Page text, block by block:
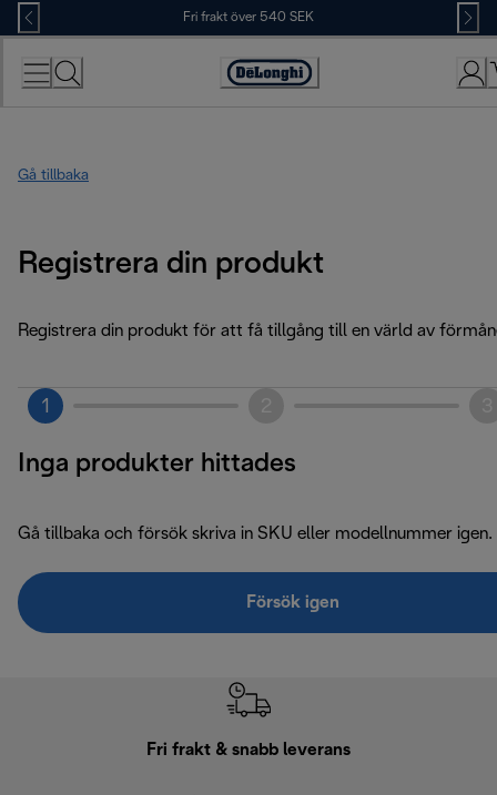
Skip
to
Content
Fri frakt över 540 SEK
Accessibility
Gå tillbaka
Registrera din produkt
Registrera din produkt för att få tillgång till en värld av
1
Inga produkter hittades
Gå tillbaka och försök skriva in SKU eller modellnummer igen.
Försök igen
Fri frakt & snabb leverans